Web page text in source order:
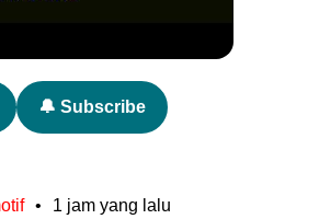
🔔 Subscribe
•
1 jam yang lalu